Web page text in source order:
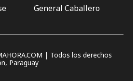
General Caballero
| Todos los derechos
Paraguay